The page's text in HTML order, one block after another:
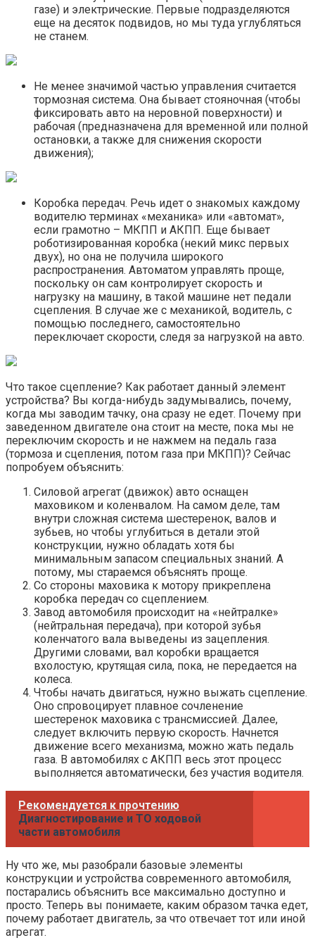
газе) и электрические. Первые подразделяются
еще на десяток подвидов, но мы туда углубляться
не станем.
Не менее значимой частью управления считается
тормозная система. Она бывает стояночная (чтобы
фиксировать авто на неровной поверхности) и
рабочая (предназначена для временной или полной
остановки, а также для снижения скорости
движения);
Коробка передач. Речь идет о знакомых каждому
водителю терминах «механика» или «автомат»,
если грамотно – МКПП и АКПП. Еще бывает
роботизированная коробка (некий микс первых
двух), но она не получила широкого
распространения. Автоматом управлять проще,
поскольку он сам контролирует скорость и
нагрузку на машину, в такой машине нет педали
сцепления. В случае же с механикой, водитель, с
помощью последнего, самостоятельно
переключает скорости, следя за нагрузкой на авто.
Что такое сцепление? Как работает данный элемент
устройства? Вы когда-нибудь задумывались, почему,
когда мы заводим тачку, она сразу не едет. Почему при
заведенном двигателе она стоит на месте, пока мы не
переключим скорость и не нажмем на педаль газа
(тормоза и сцепления, потом газа при МКПП)? Сейчас
попробуем объяснить:
Силовой агрегат (движок) авто оснащен
маховиком и коленвалом. На самом деле, там
внутри сложная система шестеренок, валов и
зубьев, но чтобы углубиться в детали этой
конструкции, нужно обладать хотя бы
минимальным запасом специальных знаний. А
потому, мы стараемся объяснять проще.
Со стороны маховика к мотору прикреплена
коробка передач со сцеплением.
Завод автомобиля происходит на «нейтралке»
(нейтральная передача), при которой зубья
коленчатого вала выведены из зацепления.
Другими словами, вал коробки вращается
вхолостую, крутящая сила, пока, не передается на
колеса.
Чтобы начать двигаться, нужно выжать сцепление.
Оно спровоцирует плавное сочленение
шестеренок маховика с трансмиссией. Далее,
следует включить первую скорость. Начнется
движение всего механизма, можно жать педаль
газа. В автомобилях с АКПП весь этот процесс
выполняется автоматически, без участия водителя.
Рекомендуется к прочтению
Диагностирование и ТО ходовой
части автомобиля
Ну что же, мы разобрали базовые элементы
конструкции и устройства современного автомобиля,
постарались объяснить все максимально доступно и
просто. Теперь вы понимаете, каким образом тачка едет,
почему работает двигатель, за что отвечает тот или иной
агрегат.